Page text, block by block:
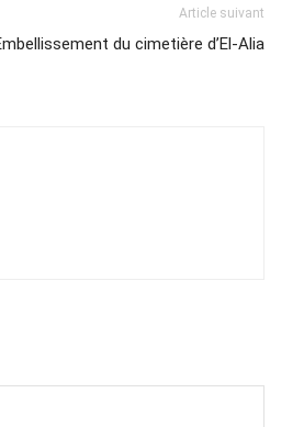
Article suivant
du cimetière d’El-Alia